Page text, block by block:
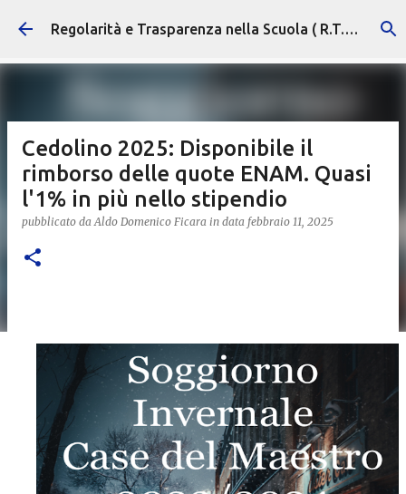
Passa ai contenuti principali Regolarità e Trasparenza nella Scuola ( R.T.S. )
Cedolino 2025: Disponibile il
rimborso delle quote ENAM. Quasi
l'1% in più nello stipendio
pubblicato daAldo Domenico Ficara in data febbraio 11, 2025